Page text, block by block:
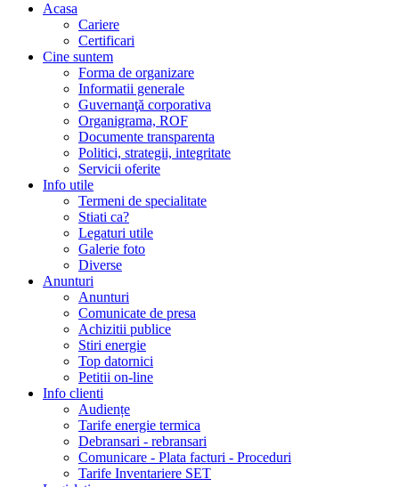
Acasa
Cariere
Certificari
Cine suntem
Forma de organizare
Informatii generale
Guvernanţă corporativa
Organigrama, ROF
Documente transparenta
Politici, strategii, integritate
Servicii oferite
Info utile
Termeni de specialitate
Stiati ca?
Legaturi utile
Galerie foto
Diverse
Anunturi
Anunturi
Comunicate de presa
Achizitii publice
Stiri energie
Top datornici
Petitii on-line
Info clienti
Audiențe
Tarife energie termica
Debransari - rebransari
Comunicare - Plata facturi - Proceduri
Tarife Inventariere SET